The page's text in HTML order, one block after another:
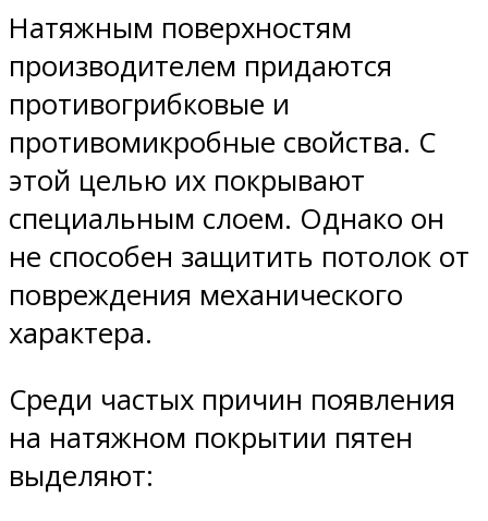
Натяжным поверхностям
производителем придаются
противогрибковые и
противомикробные свойства. С
этой целью их покрывают
специальным слоем. Однако он
не способен защитить потолок от
повреждения механического
характера.
Среди частых причин появления
на натяжном покрытии пятен
выделяют: